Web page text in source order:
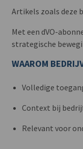
Artikels zoals deze
Met een dVO-
strategische
WAAROM
Volledige
Context bij
Relevant voor